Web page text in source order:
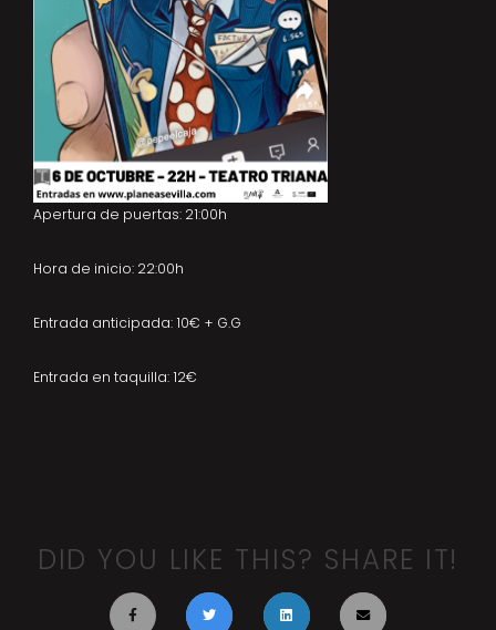
Apertura de puertas: 21:00h
Hora de inicio: 22:00h
Entrada anticipada: 10€ + G.G
Entrada en taquilla: 12€
DID YOU LIKE THIS? SHARE IT!